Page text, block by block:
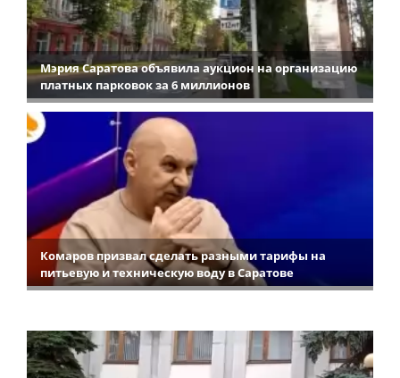
Мэрия Саратова объявила аукцион на организацию
платных парковок за 6 миллионов
Комаров призвал сделать разными тарифы на
питьевую и техническую воду в Саратове